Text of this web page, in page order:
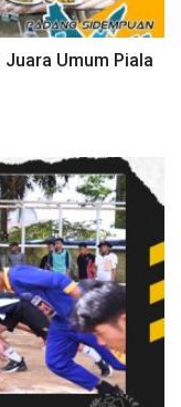
Umum Piala